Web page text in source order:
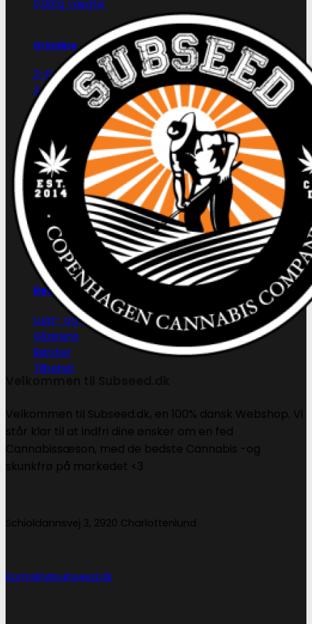
0,001g vægte
Grindere
2-Parts grindere
3-Parts grindere
4-Parts grindere
5-Parts grindere
Keramiske grindere
Røgelse
Røgelsespinde
Røgelseskegler
Salviebundter
Røgelsesholdere
Rengøring
Lugt- og duftfjernere
Glasrens
Børster
Tilbehør
Velkommen til Subseed.dk, en 100% dansk Webshop. Vi
står klar til at indfri dine ønsker om en fed
Cannabissæson, med de bedste Cannabis -og
skunkfrø på markedet <3
Schioldannsvej 3, 2920 Charlottenlund
Kontakt@subseed.dk